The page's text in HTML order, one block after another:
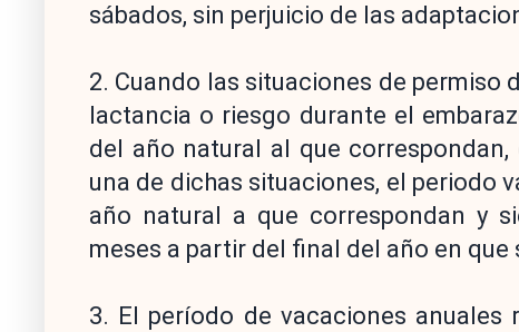
sábados, sin perjuicio de las
2. Cuando las situaciones de permiso
lactancia o riesgo durante el
del año natural al que
una de dichas situaciones, el periodo
año natural a que correspondan y
meses a partir del final del año en que
3. El período de vacaciones